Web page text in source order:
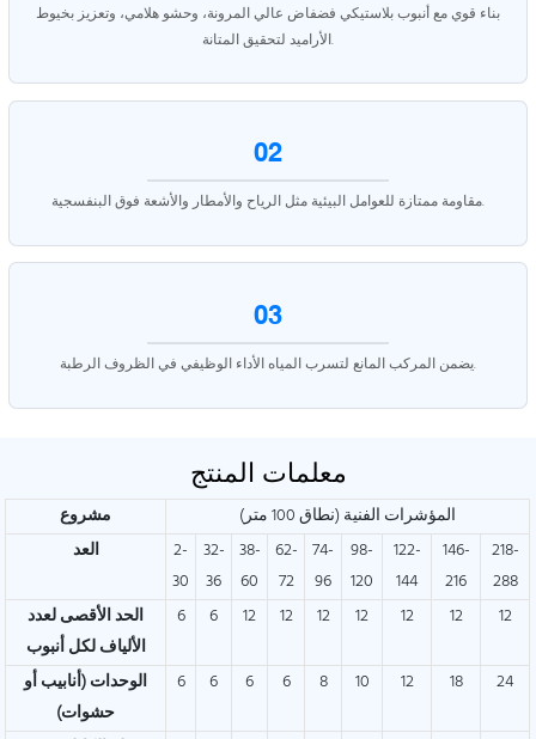
بناء قوي مع أنبوب بلاستيكي فضفاض عالي المرونة، وحشو هلامي، وتعزيز بخيوط
الأراميد لتحقيق المتانة.
02
مقاومة ممتازة للعوامل البيئية مثل الرياح والأمطار والأشعة فوق البنفسجية.
03
يضمن المركب المانع لتسرب المياه الأداء الوظيفي في الظروف الرطبة.
معلمات المنتج
مشروع
المؤشرات الفنية (نطاق 100 متر)
العد
2-
30
32-
36
38-
60
62-
72
74-
96
98-
120
122-
144
146-
216
218-
288
الحد الأقصى لعدد
الألياف لكل أنبوب
6 6 12 12 12 12 12 12 12
الوحدات (أنابيب أو
حشوات)
6 6 6 6 8 10 12 18 24